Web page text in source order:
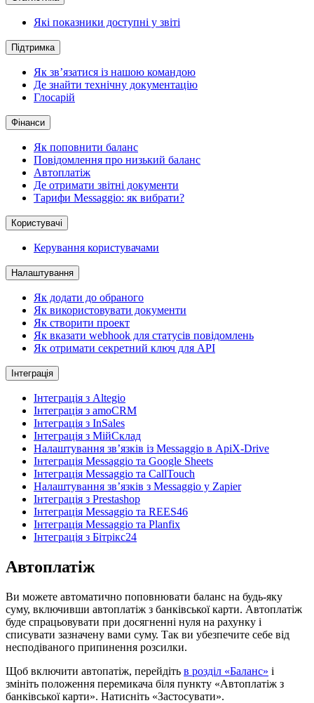
Які показники доступні у звіті
Підтримка
Як зв’язатися із нашою командою
Де знайти технічну документацію
Глосарій
Фінанси
Як поповнити баланс
Повідомлення про низький баланс
Автоплатіж
Де отримати звітні документи
Тарифи Messaggio: як вибрати?
Користувачі
Керування користувачами
Налаштування
Як додати до обраного
Як використовувати документи
Як створити проект
Як вказати webhook для статусів повідомлень
Як отримати секретний ключ для API
Інтеграція
Інтеграція з Altegio
Інтеграція з amoCRM
Інтеграція з InSales
Інтеграція з МійСклад
Налаштування зв’язків із Messaggio в ApiX-Drive
Інтеграція Messaggio та Google Sheets
Інтеграція Messaggio та CallTouch
Налаштування зв’язків з Messaggio у Zapier
Інтеграція з Prestashop
Інтеграція Messaggio та REES46
Інтеграція Messaggio та Planfix
Інтеграція з Бітрікс24
Автоплатіж
Ви можете автоматично поповнювати баланс на будь-яку
суму, включивши автоплатіж з банківської карти. Автоплатіж
буде спрацьовувати при досягненні нуля на рахунку і
списувати зазначену вами суму. Так ви убезпечите себе від
несподіваного припинення розсилки.
Щоб включити автопатіж, перейдіть в розділ «Баланс» і
змініть положення перемикача біля пункту «Автоплатіж з
банківської карти». Натисніть «Застосувати».